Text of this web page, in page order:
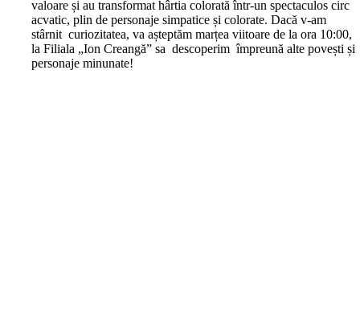
valoare și au transformat hârtia colorată într-un spectaculos circ
acvatic, plin de personaje simpatice și colorate. Dacă v-am
stârnit curiozitatea, va așteptăm marțea viitoare de la ora 10:00,
la Filiala „Ion Creangă” sa descoperim împreună alte povești și
personaje minunate!